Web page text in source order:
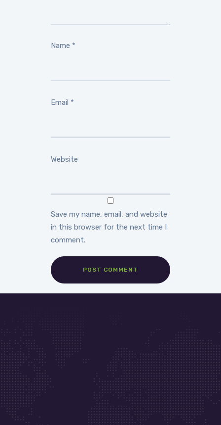
Name *
Email *
Website
Save my name, email, and website
in this browser for the next time I
comment.